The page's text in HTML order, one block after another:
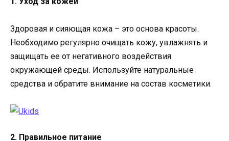
Здоровая и сияющая кожа – это основа красоты.
Необходимо регулярно очищать кожу, увлажнять и
защищать ее от негативного воздействия
окружающей среды. Используйте натуральные
средства и обратите внимание на состав косметики.
2. Правильное питание